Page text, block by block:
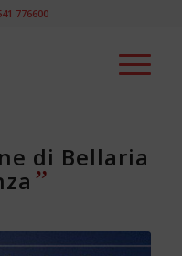
776600
di Bellaria
”